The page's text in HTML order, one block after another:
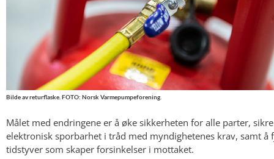
Bilde av returflaske. FOTO: Norsk Varmepumpeforening.
Målet med endringene er å øke sikkerheten for alle parter, sikre
elektronisk sporbarhet i tråd med myndighetenes krav, samt å
tidstyver som skaper forsinkelser i mottaket.